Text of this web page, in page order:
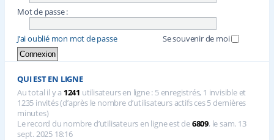
Mot de passe :
J’ai oublié mon mot de passe Se souvenir de moi
QUI EST EN LIGNE
Au total il y a 1241 utilisateurs en ligne : 5 enregistrés, 1 invisible et
1235 invités (d’après le nombre d’utilisateurs actifs ces 5 dernières
minutes)
Le record du nombre d’utilisateurs en ligne est de6809, le sam. 13
sept. 2025 18:16